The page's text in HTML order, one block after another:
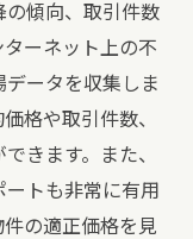
の傾向、取引件数
ーネット上の不
ータを収集しま
格や取引件数、
きます。また、
トも非常に有用
の適正価格を見